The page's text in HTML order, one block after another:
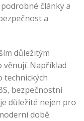
články a
a
důležitým
věnují. Například
technických
bezpečnostní
důležité nejen pro
době.